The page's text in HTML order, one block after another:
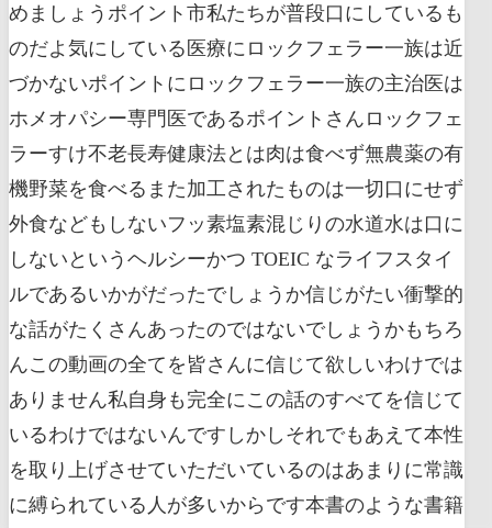
めましょうポイント市私たちが普段口にしているも
のだよ気にしている医療にロックフェラー一族は近
づかないポイントにロックフェラー一族の主治医は
ホメオパシー専門医であるポイントさんロックフェ
ラーすけ不老長寿健康法とは肉は食べず無農薬の有
機野菜を食べるまた加工されたものは一切口にせず
外食などもしないフッ素塩素混じりの水道水は口に
しないというヘルシーかつ TOEIC なライフスタイ
ルであるいかがだったでしょうか信じがたい衝撃的
な話がたくさんあったのではないでしょうかもちろ
んこの動画の全てを皆さんに信じて欲しいわけでは
ありません私自身も完全にこの話のすべてを信じて
いるわけではないんですしかしそれでもあえて本性
を取り上げさせていただいているのはあまりに常識
に縛られている人が多いからです本書のような書籍